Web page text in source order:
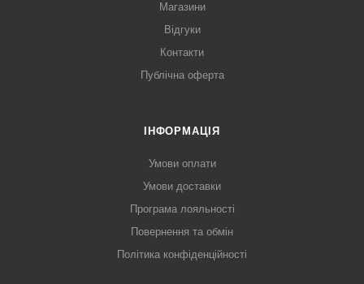
Магазини
Відгуки
Контакти
Публічна оферта
ІНФОРМАЦІЯ
Умови оплати
Умови доставки
Програма лояльності
Повернення та обмін
Політика конфіденційності